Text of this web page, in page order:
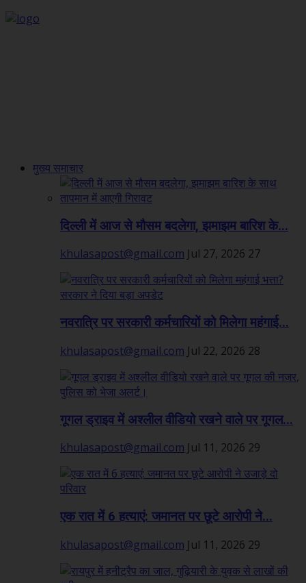
मुख्य समाचार
दिल्ली में आज से मौसम बदलेगा, झमाझम बारिश के...
khulasapost@gmail.com Jul 27, 2026 27
नवरात्रि पर सरकारी कर्मचारियों को मिलेगा महंगाई...
khulasapost@gmail.com Jul 22, 2026 28
गूगल ड्राइव में अश्लील वीडियो रखने वाले पर गूगल...
khulasapost@gmail.com Jul 11, 2026 29
एक रात में 6 हत्याएं: जमानत पर छूटे आरोपी ने...
khulasapost@gmail.com Jul 11, 2026 29